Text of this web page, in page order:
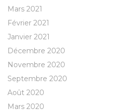
Mars 2021
Février 2021
Janvier 2021
Décembre 2020
Novembre 2020
Septembre 2020
Août 2020
Mars 2020